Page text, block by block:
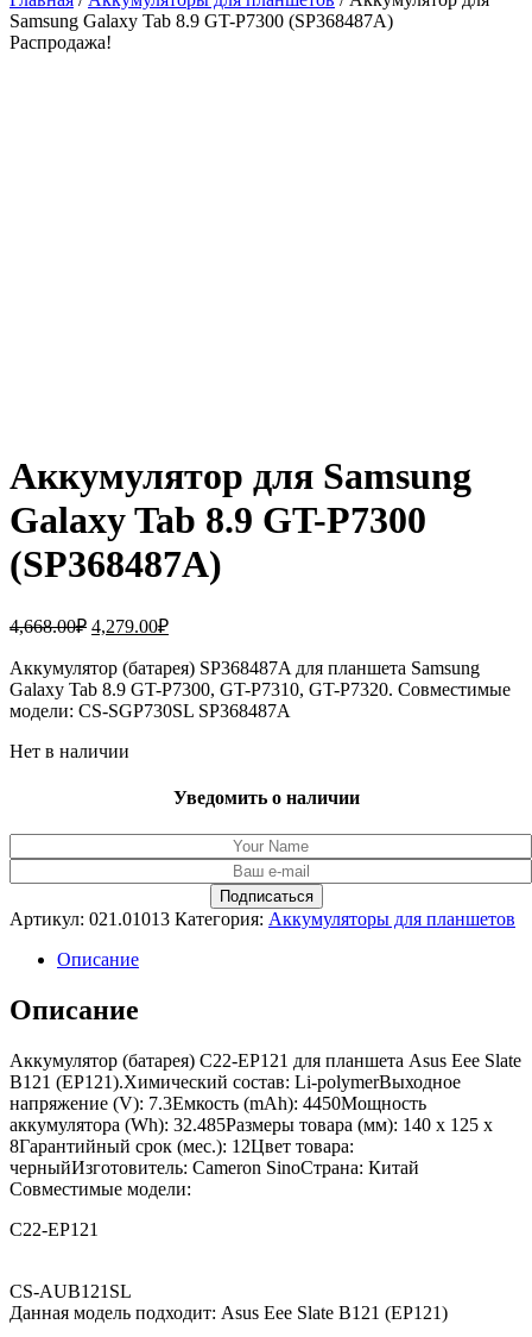
Samsung Galaxy Tab 8.9 GT-P7300 (SP368487A)
Распродажа!
Аккумулятор для Samsung
Galaxy Tab 8.9 GT-P7300
(SP368487A)
4,668.00₽ Первоначальная
составляла
4,668.00₽.
4,279.00₽Текущая
4,279.00₽.
Аккумулятор (батарея) SP368487A для планшета Samsung
Galaxy Tab 8.9 GT-P7300, GT-P7310, GT-P7320. Совместимые
модели: CS-SGP730SL SP368487A
Нет в наличии
Уведомить о наличии
Артикул: 021.01013 Категория: Аккумуляторы для планшетов
Описание
Описание
Аккумулятор (батарея) C22-EP121 для планшета Asus Eee Slate
B121 (EP121).Химический состав: Li-polymerВыходное
напряжение (V): 7.3Емкость (mAh): 4450Мощность
аккумулятора (Wh): 32.485Размеры товара (мм): 140 x 125 x
8Гарантийный срок (мес.): 12Цвет товара:
черныйИзготовитель: Cameron SinoСтрана: Китай
Совместимые модели:
C22-EP121
CS-AUB121SL
Данная модель подходит: Asus Eee Slate B121 (EP121)